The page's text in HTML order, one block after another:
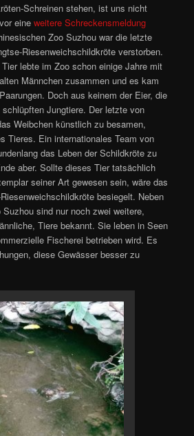
Schreinen stehen, ist uns nicht
eineweitere Schreckensmeldung
Zoo Suzhou war die letzte
Riesenweichschildkröte verstorben.
lebte im Zoo schon einige Jahre mit
Männchen zusammen und es kam
Doch aus keinem der Eier, die
Jungtiere. Der letzte von
Weibchen künstlich zu besamen,
Tieres. Ein internationales Team von
das Leben der Schildkröte zu
aber. Sollte dieses Tier tatsächlich
seiner Art gewesen sein, wäre das
besiegelt. Neben
sind nur noch zwei weitere,
Tiere bekannt. Sie leben in Seen
Fischerei betrieben wird. Es
diese Gewässer besser zu